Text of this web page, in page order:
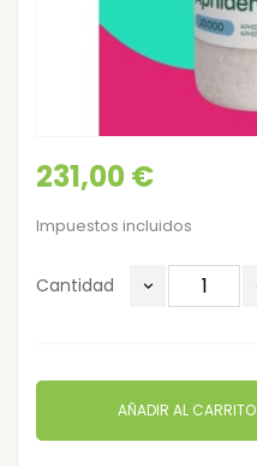
231,00 €
Impuestos incluidos
Cantidad
AÑADIR AL CARRITO